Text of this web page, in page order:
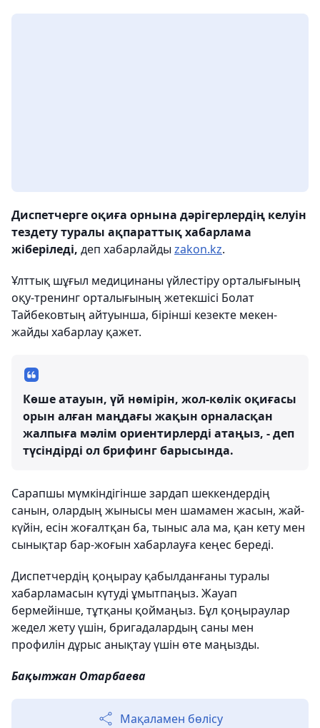
Диспетчерге оқиға орнына дәрігерлердің келуін
тездету туралы ақпараттық хабарлама
жіберіледі, деп хабарлайды zakon.kz.
Ұлттық шұғыл медицинаны үйлестіру орталығының
оқу-тренинг орталығының жетекшісі Болат
Тайбековтың айтуынша, бірінші кезекте мекен-
жайды хабарлау қажет.
Көше атауын, үй нөмірін, жол-көлік оқиғасы
орын алған маңдағы жақын орналасқан
жалпыға мәлім ориентирлерді атаңыз, - деп
түсіндірді ол брифинг барысында.
Сарапшы мүмкіндігінше зардап шеккендердің
санын, олардың жынысы мен шамамен жасын, жай-
күйін, есін жоғалтқан ба, тыныс ала ма, қан кету мен
сынықтар бар-жоғын хабарлауға кеңес береді.
Диспетчердің қоңырау қабылданғаны туралы
хабарламасын күтуді ұмытпаңыз. Жауап
бермейінше, тұтқаны қоймаңыз. Бұл қоңыраулар
жедел жету үшін, бригадалардың саны мен
профилін дұрыс анықтау үшін өте маңызды.
Бақытжан Отарбаева
Мақаламен бөлісу